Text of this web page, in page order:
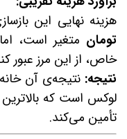
هزینه نهایی این
تومان متغیر است،
خاص، از این مرز عبور
نتیجه: نتیجه‌ی آن
لوکس است که بالاترین
تأمین می‌کند.